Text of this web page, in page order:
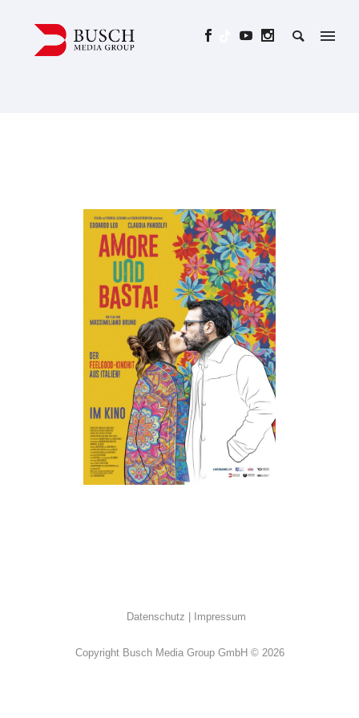
AMORE UND BASTA!
ALL·Erotik·Humor·Im Kino Romantik
Datenschutz Impressum
Copyright Busch Media Group GmbH © 2026